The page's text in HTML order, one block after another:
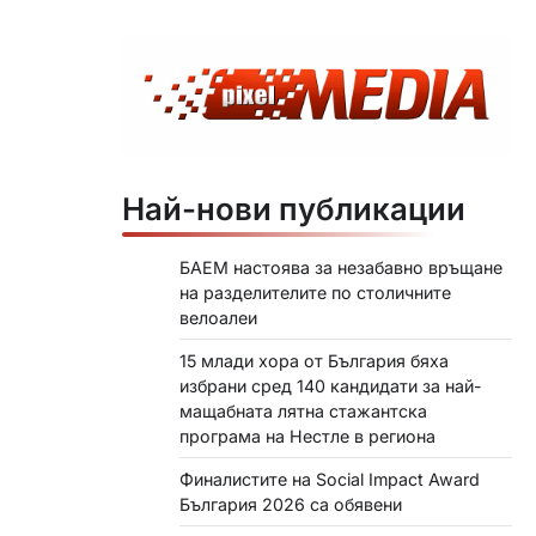
Най-нови публикации
БАЕМ настоява за незабавно връщане
на разделителите по столичните
велоалеи
15 млади хора от България бяха
избрани сред 140 кандидати за най-
мащабната лятна стажантска
програма на Нестле в региона
Финалистите на Social Impact Award
България 2026 са обявени